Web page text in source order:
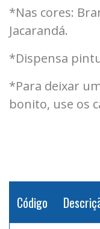
*Nas cores:
Jacarandá.
*Dispensa
*Para deixar
bonito, use os
Código